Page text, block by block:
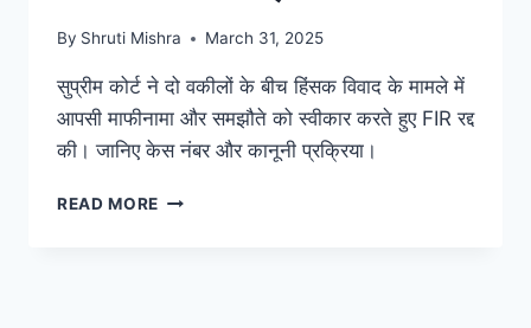
By Shruti Mishra March 31, 2025
सुप्रीम कोर्ट ने दो वकीलों के बीच हिंसक विवाद के मामले में
आपसी माफीनामा और समझौते को स्वीकार करते हुए FIR रद्द
की। जानिए केस नंबर और कानूनी प्रक्रिया।
READ MORE